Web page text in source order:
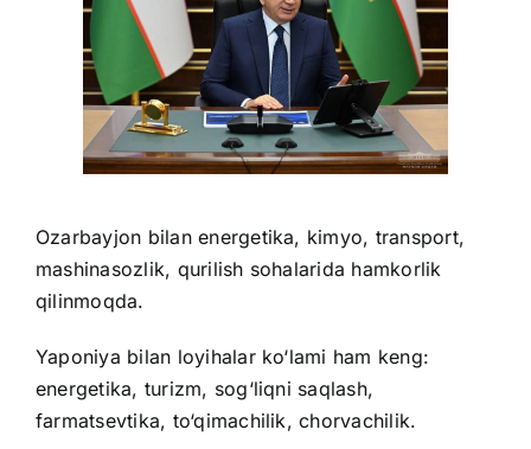
Ozarbayjon bilan energetika, kimyo, transport,
mashinasozlik, qurilish sohalarida hamkorlik
qilinmoqda.
Yaponiya bilan loyihalar ko‘lami ham keng:
energetika, turizm, sog‘liqni saqlash,
farmatsevtika, to‘qimachilik, chorvachilik.